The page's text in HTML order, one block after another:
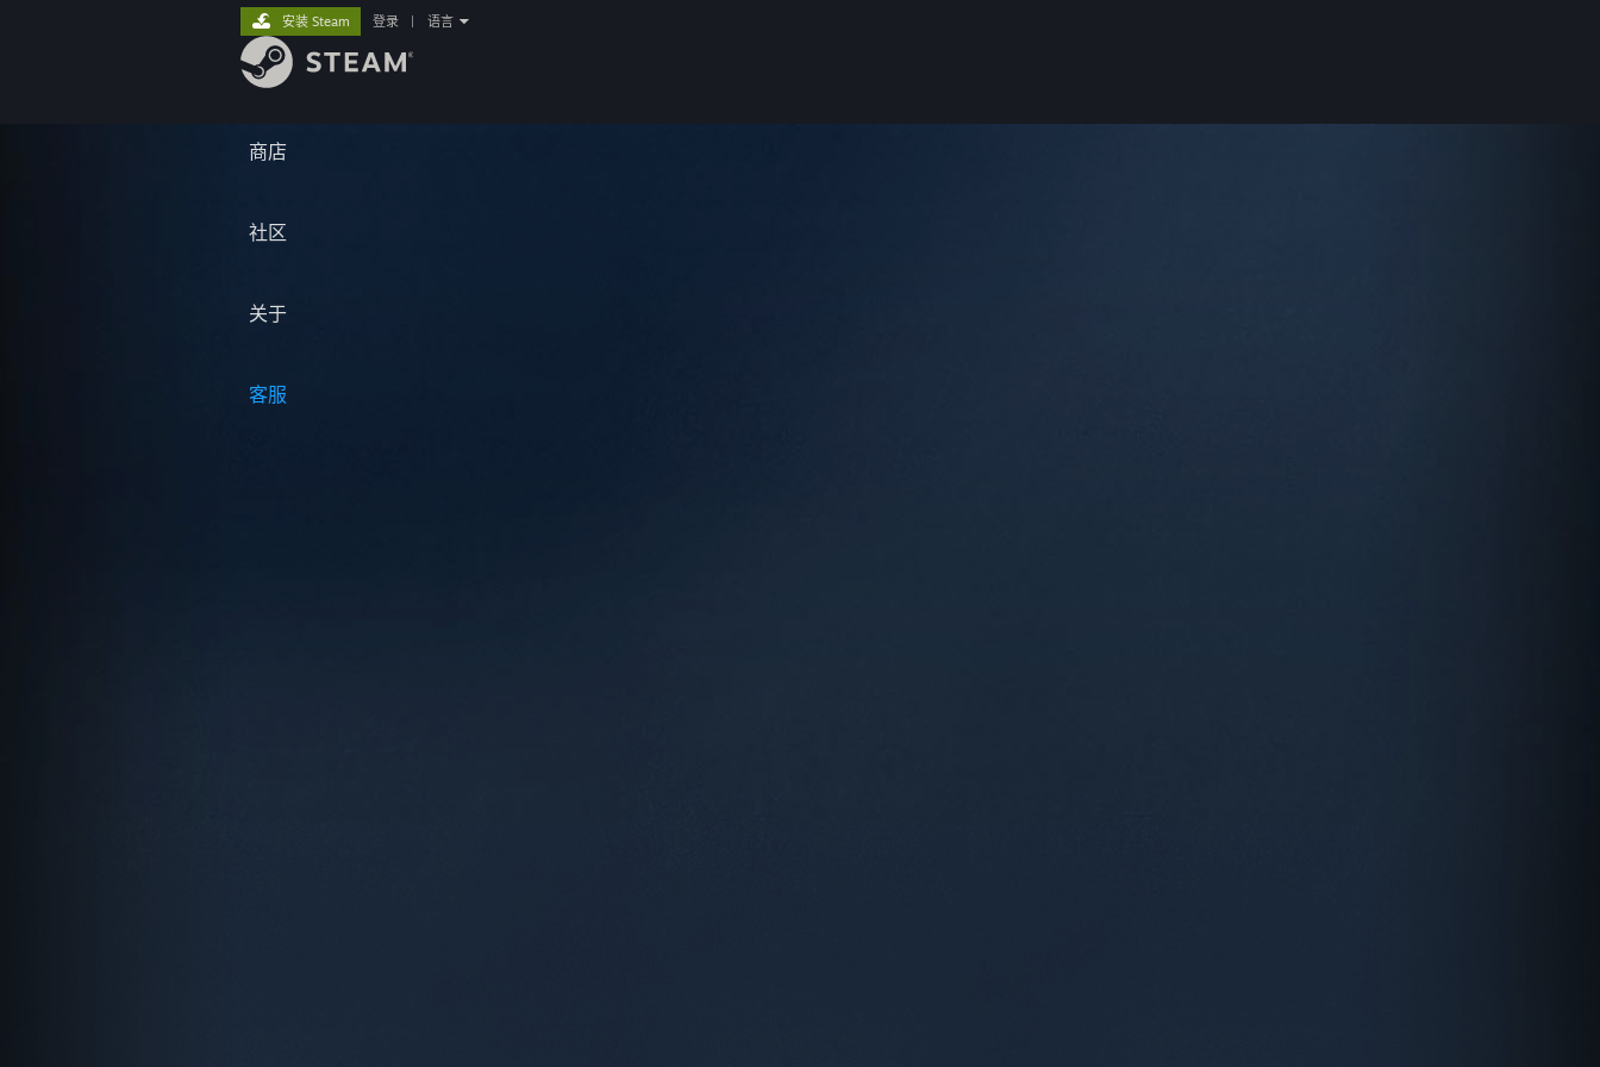
商店
社区
关于
客服
安装 Steam 登录 语言